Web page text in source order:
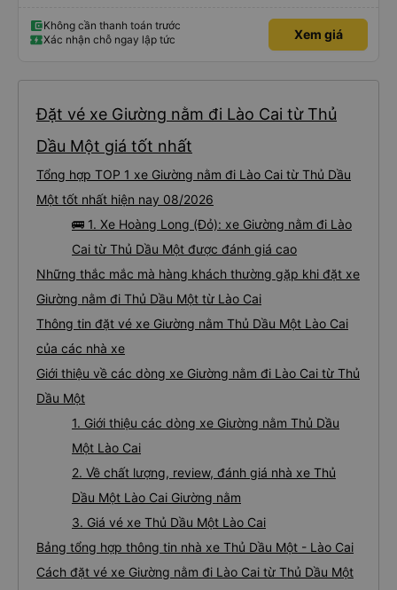
Không cần thanh toán trước
Xác nhận chỗ ngay lập tức
Xem giá
Đặt vé xe Giường nằm đi Lào Cai từ Thủ
Dầu Một giá tốt nhất
Tổng hợp TOP 1 xe Giường nằm đi Lào Cai từ Thủ Dầu
Một tốt nhất hiện nay 08/2026
🚌 1. Xe Hoàng Long (Đỏ): xe Giường nằm đi Lào
Cai từ Thủ Dầu Một được đánh giá cao
Những thắc mắc mà hàng khách thường gặp khi đặt xe
Giường nằm đi Thủ Dầu Một từ Lào Cai
Thông tin đặt vé xe Giường nằm Thủ Dầu Một Lào Cai
của các nhà xe
Giới thiệu về các dòng xe Giường nằm đi Lào Cai từ Thủ
Dầu Một
1. Giới thiệu các dòng xe Giường nằm Thủ Dầu
Một Lào Cai
2. Về chất lượng, review, đánh giá nhà xe Thủ
Dầu Một Lào Cai Giường nằm
3. Giá vé xe Thủ Dầu Một Lào Cai
Bảng tổng hợp thông tin nhà xe Thủ Dầu Một - Lào Cai
Cách đặt vé xe Giường nằm đi Lào Cai từ Thủ Dầu Một